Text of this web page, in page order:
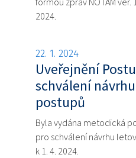
2024.
22. 1. 2024
Uveřejnění
schválení
postupů
Byla vydána metodická
pro schválení návrhu
k 1. 4. 2024.